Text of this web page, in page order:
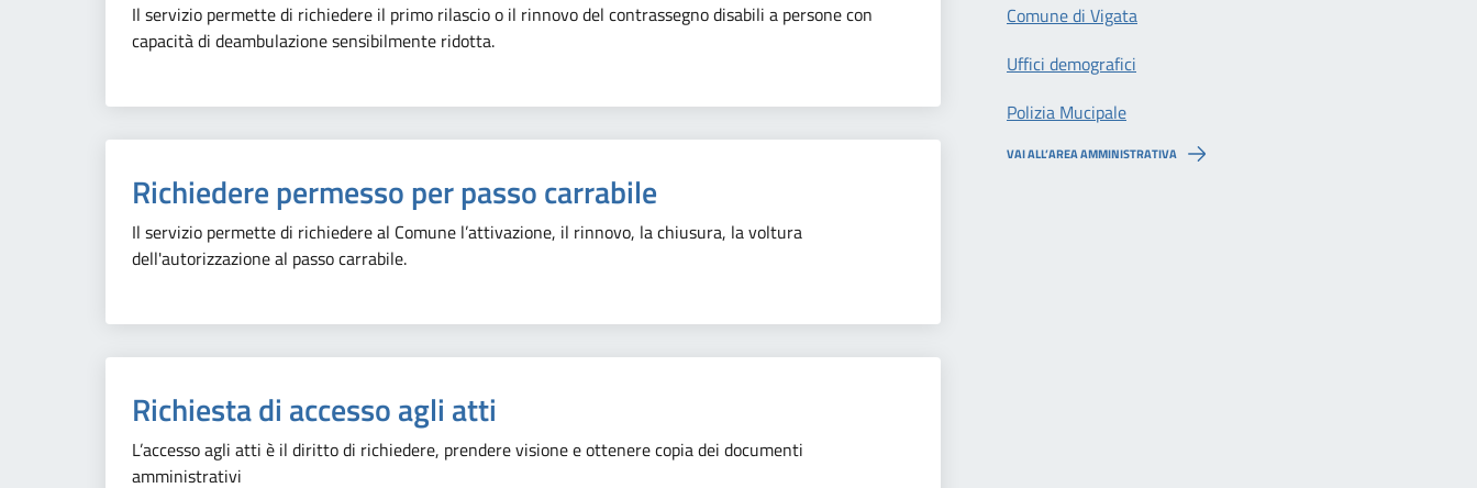
Il servizio permette di richiedere il primo rilascio o il rinnovo del contrassegno disabili a persone con
capacità di deambulazione sensibilmente ridotta.
Richiedere permesso per passo carrabile
Il servizio permette di richiedere al Comune l’attivazione, il rinnovo, la chiusura, la voltura
dell'autorizzazione al passo carrabile.
Richiesta di accesso agli atti
L’accesso agli atti è il diritto di richiedere, prendere visione e ottenere copia dei documenti
amministrativi
Comune di Vigata
Uffici demografici
Polizia Mucipale
VAI ALL’AREA AMMINISTRATIVA